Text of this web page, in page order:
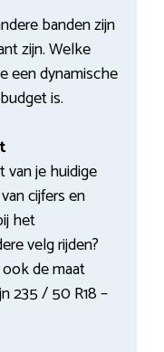
banden zijn
zijn. Welke
een dynamische
is.
van je huidige
cijfers en
het
velg rijden?
de maat
235 / 50 R18 –